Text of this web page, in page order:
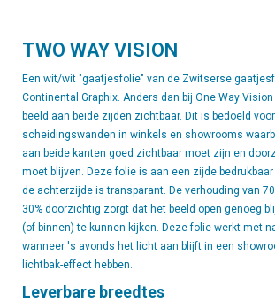
TWO WAY VISION
Een wit/wit "gaatjesfolie" van de Zwitserse
Continental Graphix. Anders dan bij One Way
beeld aan beide zijden zichtbaar. Dit is bedoeld
scheidingswanden in winkels en showrooms
aan beide kanten goed zichtbaar moet zijn en
moet blijven. Deze folie is aan een zijde
de achterzijde is transparant. De verhouding van
30% doorzichtig zorgt dat het beeld open genoeg
(of binnen) te kunnen kijken. Deze folie werkt met
wanneer 's avonds het licht aan blijft in een
lichtbak-effect hebben.
Leverbare breedtes